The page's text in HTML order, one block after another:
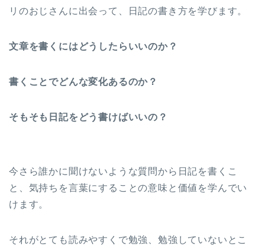
リのおじさんに出会って、日記の書き方を学びます。
文章を書くにはどうしたらいいのか？
書くことでどんな変化あるのか？
そもそも日記をどう書けばいいの？
今さら誰かに聞けないような質問から日記を書くこ
と、気持ちを言葉にすることの意味と価値を学んでい
けます。
それがとても読みやすくで勉強、勉強していないとこ